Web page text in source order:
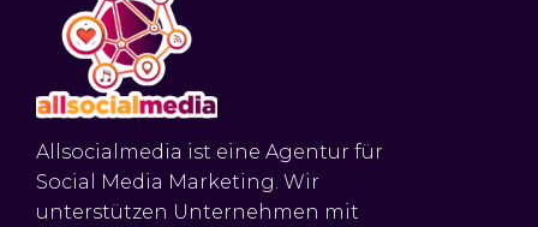
Allsocialmedia ist eine Agentur für
Social Media Marketing. Wir
unterstützen Unternehmen mit